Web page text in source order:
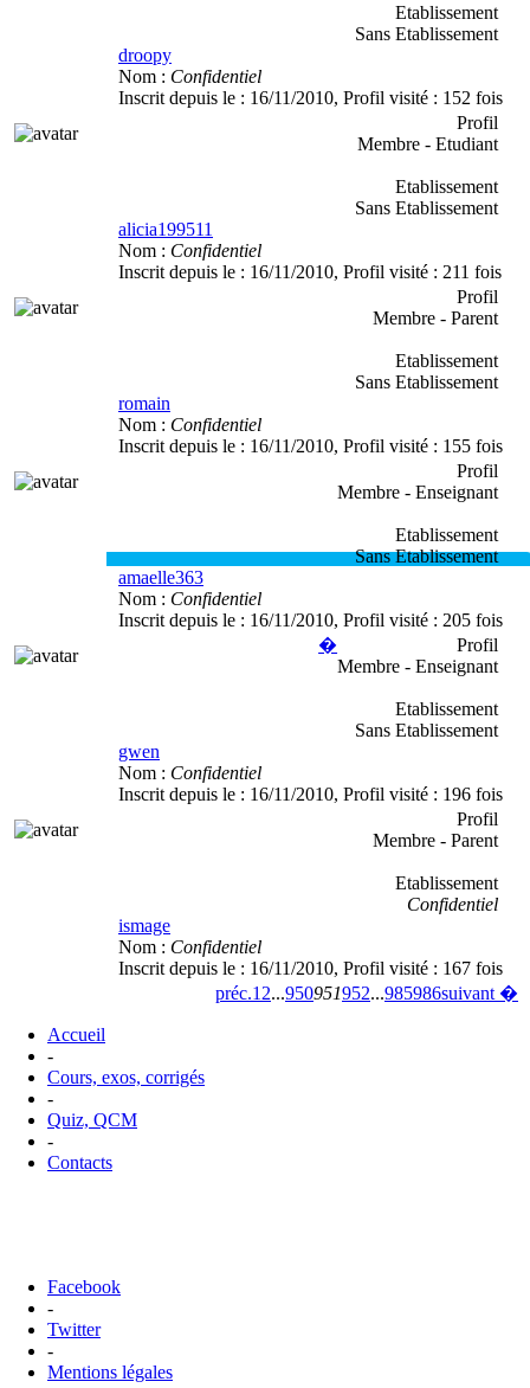
Etablissement
Sans Etablissement
droopy
Nom : Confidentiel
Inscrit depuis le : 16/11/2010, Profil visité : 152 fois
Profil
Membre - Etudiant
Etablissement
Sans Etablissement
alicia199511
Nom : Confidentiel
Inscrit depuis le : 16/11/2010, Profil visité : 211 fois
Profil
Membre - Parent
Etablissement
Sans Etablissement
romain
Nom : Confidentiel
Inscrit depuis le : 16/11/2010, Profil visité : 155 fois
Profil
Membre - Enseignant
Etablissement
Sans Etablissement
amaelle363
Nom : Confidentiel
Inscrit depuis le : 16/11/2010, Profil visité : 205 fois
Profil
Membre - Enseignant
Etablissement
Sans Etablissement
gwen
Nom : Confidentiel
Inscrit depuis le : 16/11/2010, Profil visité : 196 fois
Profil
Membre - Parent
Etablissement
Confidentiel
ismage
Nom : Confidentiel
Inscrit depuis le : 16/11/2010, Profil visité : 167 fois
�
préc.1 2...950951952...985986suivant �
Accueil
-
Cours, exos, corrigés
-
Quiz, QCM
-
Contacts
Facebook
-
Twitter
-
Mentions légales